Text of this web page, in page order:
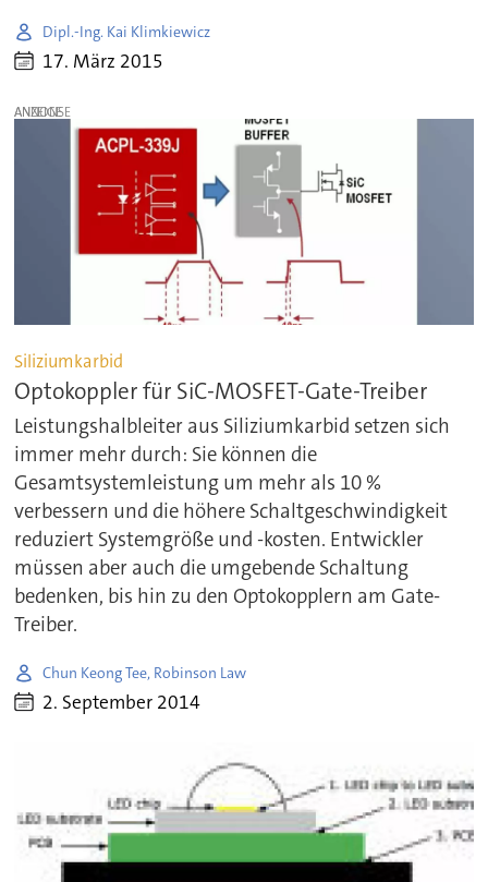
Dipl.-Ing. Kai Klimkiewicz
17. März 2015
ANZEIGE
Siliziumkarbid
Optokoppler für SiC-MOSFET-Gate-Treiber
Leistungshalbleiter aus Siliziumkarbid setzen sich
immer mehr durch: Sie können die
Gesamtsystemleistung um mehr als 10 %
verbessern und die höhere Schaltgeschwindigkeit
reduziert Systemgröße und -kosten. Entwickler
müssen aber auch die umgebende Schaltung
bedenken, bis hin zu den Optokopplern am Gate-
Treiber.
Chun Keong Tee, Robinson Law
2. September 2014